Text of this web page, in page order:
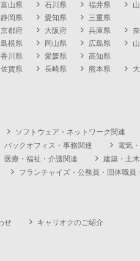
富山県 石川県 福井県
静岡県 愛知県
三重県
京都府 大阪府 兵庫県
島根県 岡山県 広島県
香川県 愛媛県
高知県
佐賀県 長崎県 熊本県
ソフトウェア・ネットワーク関連
バックオフィス・事務関連
電気
医療・福祉・介護関連
建築・土
フランチャイズ・公務員・団体職員
せ キャリオクのご紹介